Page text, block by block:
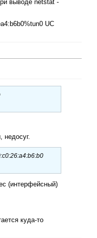
выводе netstat -
UC
недосуг.
(интерфейсный)
куда-то